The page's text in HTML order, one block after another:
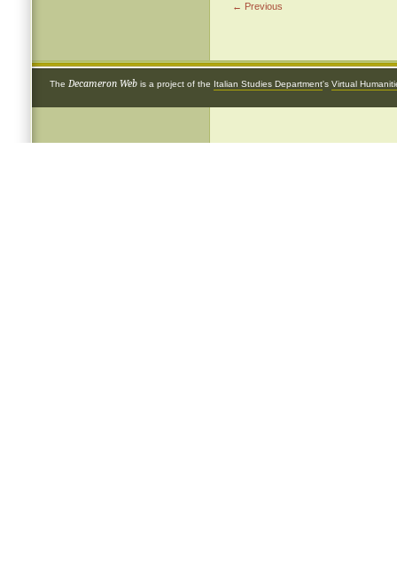
← Previous
The Decameron Web is a project of the Italian Studies Department's Virtual